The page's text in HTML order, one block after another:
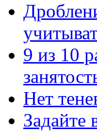
9 из 10
Нет
Задайте